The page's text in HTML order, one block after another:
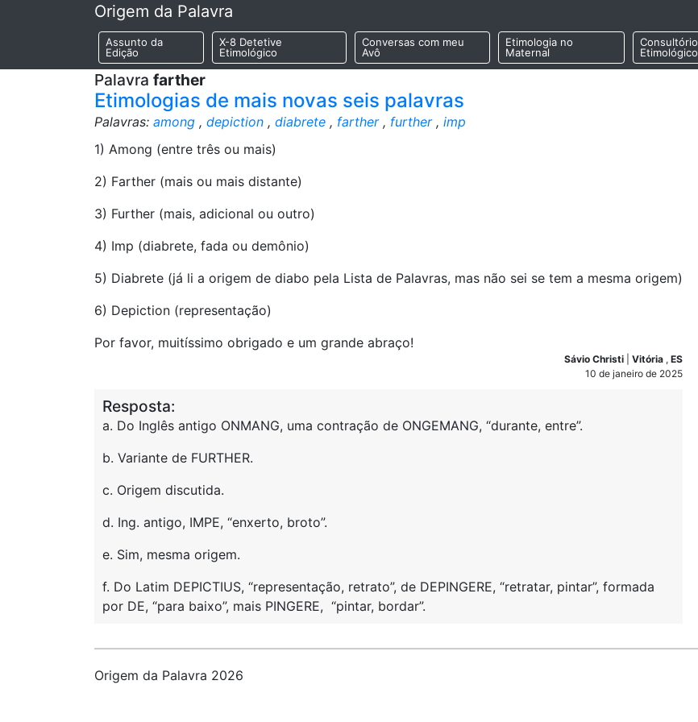
Origem da Palavra
Assunto da
Edição
X-8 Detetive
Etimológico
Conversas com meu
Avô
Etimologia no
Maternal
Consultório
Etimológico
Palavra farther
Etimologias de mais novas seis palavras
Palavras: among , depiction , diabrete , farther, further, imp
1) Among (entre três ou mais)
2) Farther (mais ou mais distante)
3) Further (mais, adicional ou outro)
4) Imp (diabrete, fada ou demônio)
5) Diabrete (já li a origem de diabo pela Lista de Palavras, mas não sei se tem a mesma origem)
6) Depiction (representação)
Por favor, muitíssimo obrigado e um grande abraço!
Sávio Christi Vitória , ES
10 de janeiro de 2025
Resposta:
a. Do Inglês antigo ONMANG, uma contração de ONGEMANG, “durante, entre”.
b. Variante de FURTHER.
c. Origem discutida.
d. Ing. antigo, IMPE, “enxerto, broto”.
e. Sim, mesma origem.
f. Do Latim DEPICTIUS, “representação, retrato”, de DEPINGERE, “retratar, pintar”, formada
por DE, “para baixo”, mais PINGERE, “pintar, bordar”.
Origem da Palavra 2026